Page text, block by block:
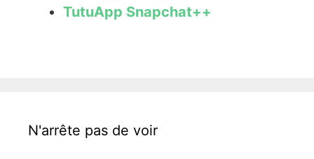
TutuApp Snapchat++
N'arrête pas de voir